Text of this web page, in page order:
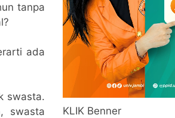
tanpa
ada
swasta.
swasta
KLIK Benner